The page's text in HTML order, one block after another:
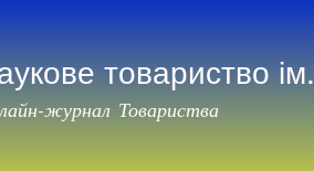
товариство
журнал Товариства